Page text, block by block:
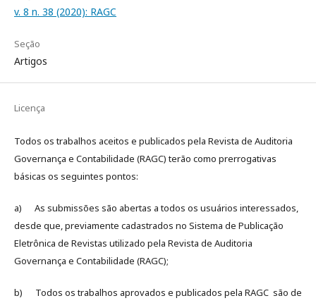
v. 8 n. 38 (2020): RAGC
Seção
Artigos
Licença
Todos os trabalhos aceitos e publicados pela Revista de Auditoria
Governança e Contabilidade (RAGC) terão como prerrogativas
básicas os seguintes pontos:
a) As submissões são abertas a todos os usuários interessados,
desde que, previamente cadastrados no Sistema de Publicação
Eletrônica de Revistas utilizado pela Revista de Auditoria
Governança e Contabilidade (RAGC);
b) Todos os trabalhos aprovados e publicados pela RAGC são de